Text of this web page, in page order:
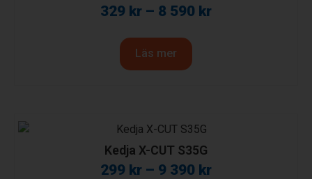
329 kr – 8 590 kr
Läs mer
Kedja X-CUT S35G
299 kr – 9 390 kr